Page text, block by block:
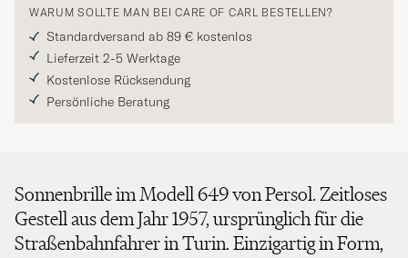
WARUM SOLLTE MAN BEI CARE OF CARL BESTELLEN?
Standardversand ab 89 € kostenlos
Lieferzeit 2-5 Werktage
Kostenlose Rücksendung
Persönliche Beratung
Sonnenbrille im Modell 649 von Persol. Zeitloses
Gestell aus dem Jahr 1957, ursprünglich für die
Straßenbahnfahrer in Turin. Einzigartig in Form,